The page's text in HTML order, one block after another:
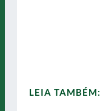
LEIA TAMBÉM: